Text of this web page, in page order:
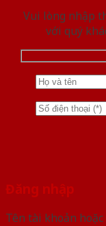
Vui lòng nhập
với quý
Đăng nhập
Tên tài khoản